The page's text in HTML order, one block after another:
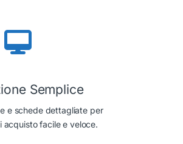
Semplice
e schede dettagliate per
acquisto facile e veloce.